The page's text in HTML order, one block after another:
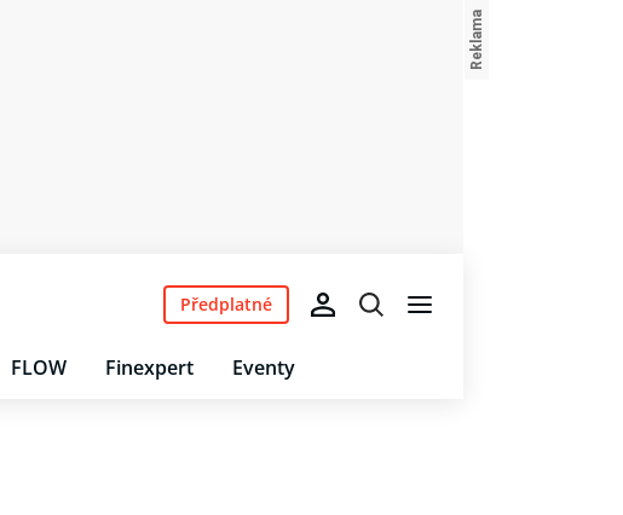
FLOW Finexpert Eventy
Předplatné